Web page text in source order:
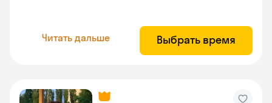
Читать дальше Выбрать время